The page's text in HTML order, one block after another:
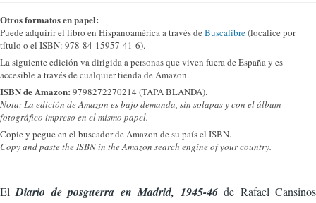
Otros formatos en papel:
Puede adquirir el libro en Hispanoamérica a través de Buscalibre(localice por
título o el ISBN: 978-84-15957-41-6).
La siguiente edición va dirigida a personas que viven fuera de España y es
accesible a través de cualquier tienda de Amazon.
ISBN de Amazon: 9798272270214 (TAPA BLANDA).
Nota: La edición de Amazon es bajo demanda, sin solapas y con el álbum
fotográfico impreso en el mismo papel.
Copie y pegue en el buscador de Amazon de su país el ISBN.
Copy and paste the ISBN in the Amazon search engine of your country.
El Diario de posguerra en Madrid, 1945-46de Rafael Cansinos